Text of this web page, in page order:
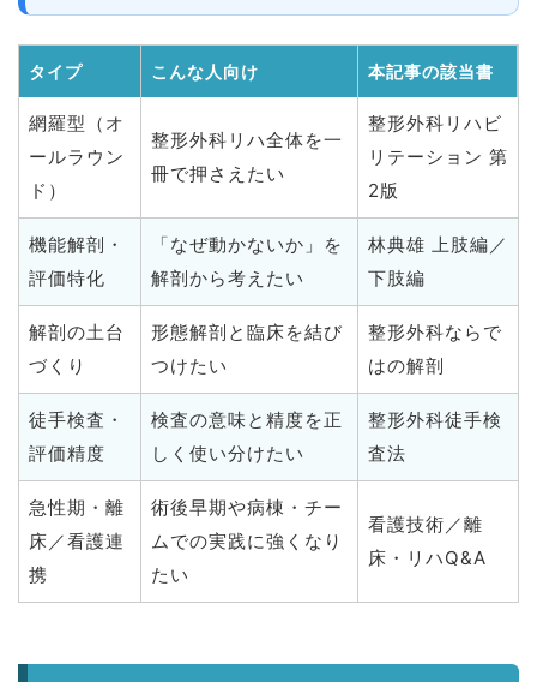
タイプ こんな人向け 本記事の該当書
網羅型（オ
ールラウン
ド）
整形外科リハ全体を一
冊で押さえたい
整形外科リハビ
リテーション 第
2版
機能解剖・
評価特化
「なぜ動かないか」を
解剖から考えたい
林典雄 上肢編／
下肢編
解剖の土台
づくり
形態解剖と臨床を結び
つけたい
整形外科ならで
はの解剖
徒手検査・
評価精度
検査の意味と精度を正
しく使い分けたい
整形外科徒手検
査法
急性期・離
床／看護連
携
術後早期や病棟・チー
ムでの実践に強くなり
たい
看護技術／離
床・リハQ&A